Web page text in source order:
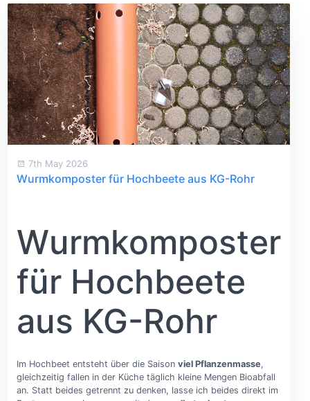
7th May 2026
Wurmkomposter für Hochbeete aus KG-Rohr
Wurmkomposter
für Hochbeete
aus KG-Rohr
Im Hochbeet entsteht über die Saison viel Pflanzenmasse,
gleichzeitig fallen in der Küche täglich kleine Mengen Bioabfall
an. Statt beides getrennt zu denken, lasse ich beides direkt im